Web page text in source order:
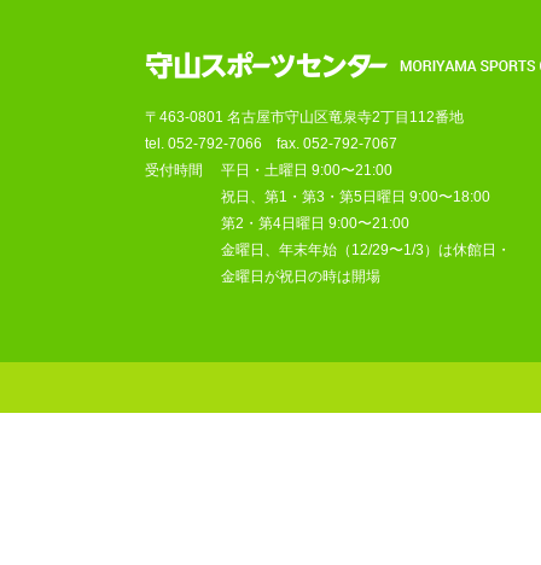
〒463-0801 名古屋市守山区竜泉寺2丁目112番地
tel. 052-792-7066 fax. 052-792-7067
受付時間
平日・土曜日 9:00〜21:00
祝日、第1・第3・第5日曜日 9:00〜18:00
第2・第4日曜日 9:00〜21:00
金曜日、年末年始（12/29〜1/3）は休館日・
金曜日が祝日の時は開場